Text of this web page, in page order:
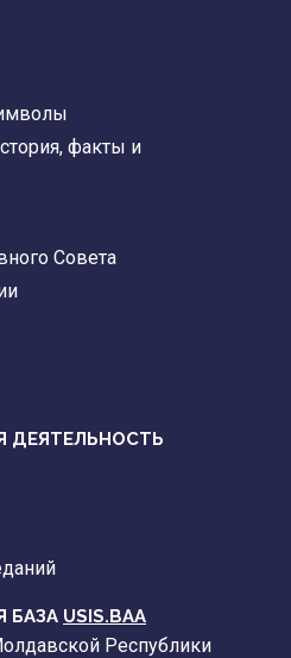
факты и
Совета
ДЕЯТЕЛЬНОСТЬ
БАЗА USIS.BAA
Республики